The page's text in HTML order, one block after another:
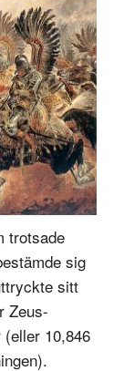
trotsade
sig
sitt
Zeus-
10,846